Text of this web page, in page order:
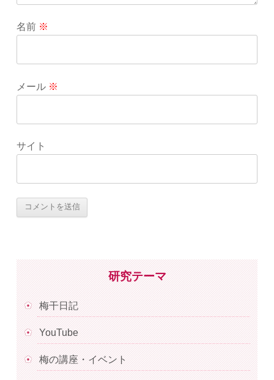
名前 ※
メール ※
サイト
研究テーマ
梅干日記
YouTube
梅の講座・イベント